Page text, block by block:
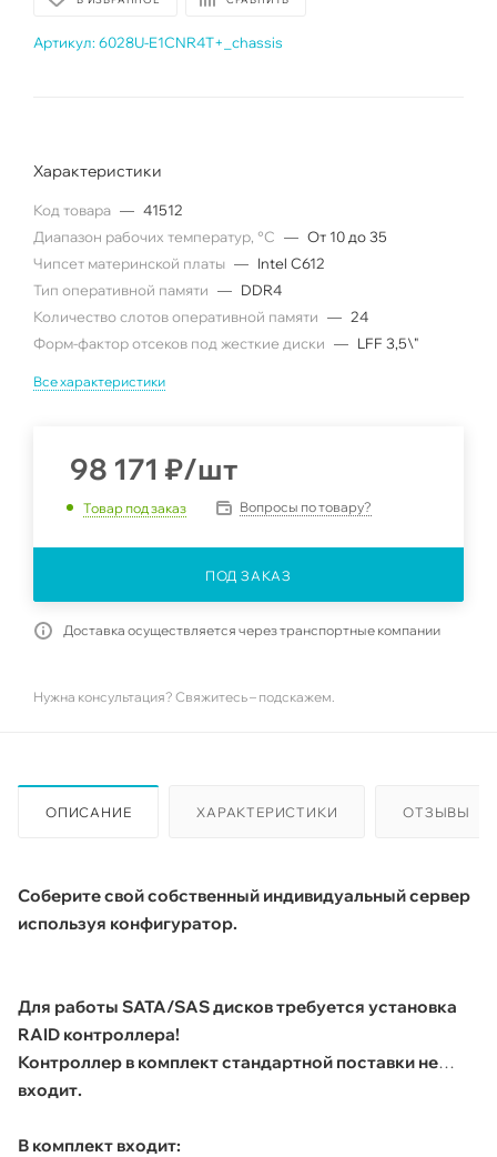
Артикул: 6028U-E1CNR4T+_chassis
Характеристики
Код товара — 41512
Диапазон рабочих температур, °C — От 10 до 35
Чипсет материнской платы — Intel C612
Тип оперативной памяти — DDR4
Количество слотов оперативной памяти — 24
Форм-фактор отсеков под жесткие диски — LFF 3,5\"
Все характеристики
98 171 ₽/шт
Товар под заказ Вопросы по товару?
ПОД ЗАКАЗ
Доставка осуществляется через транспортные компании
Нужна консультация? Свяжитесь – подскажем.
ОПИСАНИЕ ХАРАКТЕРИСТИКИ ОТЗЫВЫ
Соберите свой собственный индивидуальный сервер
используя конфигуратор.
Для работы SATA/SAS дисков требуется установка
RAID контроллера!
Контроллер в комплект стандартной поставки не
входит.
В комплект входит: